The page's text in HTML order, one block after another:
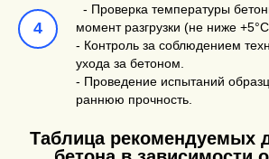
- Проверка температуры
момент разгрузки (не ниже
- Контроль за соблюдением
ухода за бетоном.
- Проведение испытаний
раннюю прочность.
Таблица рекомендуемых